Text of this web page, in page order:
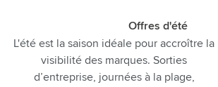
Offres d'été
L'été est la saison idéale pour accroître la
visibilité des marques. Sorties
d’entreprise, journées à la plage,